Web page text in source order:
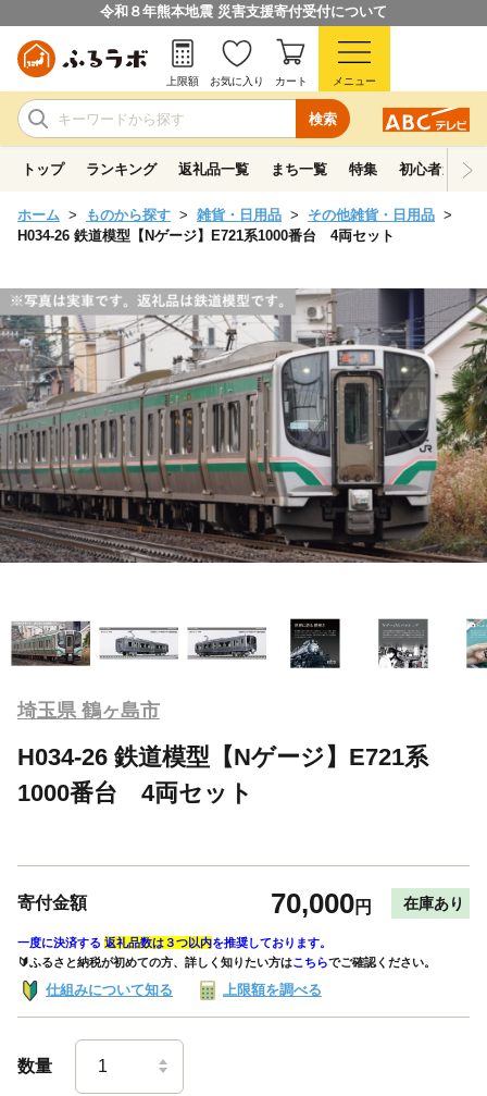
令和８年熊本地震 災害支援寄付受付について
検索
上限額 お気に入り カート メニュー
トップ ランキング 返礼品一覧 まち一覧 特集 初心者ガイド
ホーム ものから探す 雑貨・日用品
その他雑貨・日用品
H034-26 鉄道模型【Nゲージ】E721系1000番台 4両セット
埼玉県 鶴ヶ島市
H034-26 鉄道模型【Nゲージ】E721系
1000番台 4両セット
寄付金額 70,000円 在庫あり
一度に決済する 返礼品数は３つ以内を推奨しております。
🔰ふるさと納税が初めての方、詳しく知りたい方はこちらでご確認ください。
仕組みについて知る 上限額を調べる
数量